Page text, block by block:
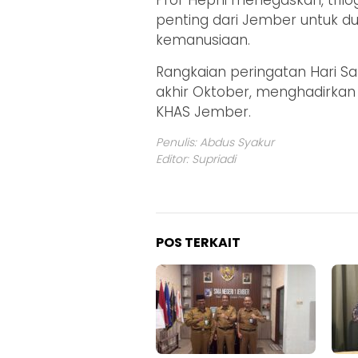
penting dari Jember untuk
kemanusiaan.
Rangkaian peringatan Hari
akhir Oktober,
KHAS Jember.
Penulis: Abdus Syakur
Editor: Supriadi
POS TERKAIT